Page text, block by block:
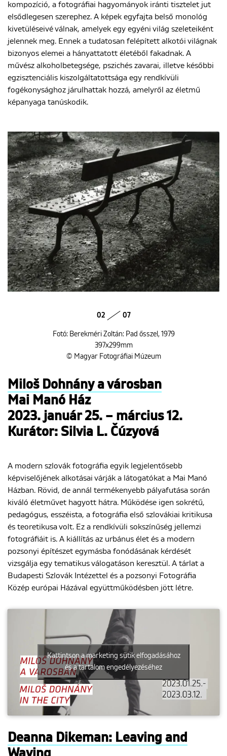
kompozíció, a fotográfiai hagyományok iránti tisztelet jut
elsődlegesen szerephez. A képek egyfajta belső monológ
kivetüléseivé válnak, amelyek egy egyéni világ szeleteiként
jelennek meg. Ennek a tudatosan felépített alkotói világnak
bizonyos elemei a hányattatott életéből fakadnak. A
művész alkoholbetegsége, pszichés zavarai, illetve későbbi
egzisztenciális kiszolgáltatottsága egy rendkívüli
fogékonysághoz járulhattak hozzá, amelyről az életmű
képanyaga tanúskodik.
02 07
Fotó: Berekméri Zoltán: Pad ősszel, 1979
397x299mm
© Magyar Fotográfiai Múzeum
Miloš Dohnány a városban
Mai Manó Ház
2023. január 25. – március 12.
Kurátor: Silvia L. Čúzyová
A modern szlovák fotográfia egyik legjelentősebb
képviselőjének alkotásai várják a látogatókat a Mai Manó
Házban. Rövid, de annál termékenyebb pályafutása során
kiváló életművet hagyott hátra. Működése igen sokrétű,
pedagógus, esszéista, a fotográfia első szlovákiai kritikusa
és teoretikusa volt. Ez a rendkívüli sokszínűség jellemzi
fotográfiáit is. A kiállítás az urbánus élet és a modern
pozsonyi építészet egymásba fonódásának kérdését
vizsgálja egy tematikus válogatáson keresztül. A tárlat a
Budapesti Szlovák Intézettel és a pozsonyi Fotográfia
Közép európai Házával együttműködésben jött létre.
Kattintson a marketing sütik elfogadásához
és a tartalom engedélyezéséhez
Deanna Dikeman: Leaving and